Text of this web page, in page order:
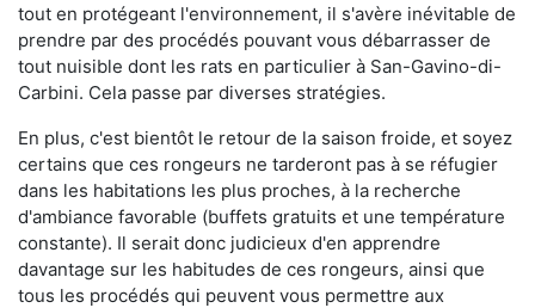
tout en protégeant l'environnement, il s'avère inévitable de
prendre par des procédés pouvant vous débarrasser de
tout nuisible dont les rats en particulier à San-Gavino-di-
Carbini. Cela passe par diverses stratégies.
En plus, c'est bientôt le retour de la saison froide, et soyez
certains que ces rongeurs ne tarderont pas à se réfugier
dans les habitations les plus proches, à la recherche
d'ambiance favorable (buffets gratuits et une température
constante). Il serait donc judicieux d'en apprendre
davantage sur les habitudes de ces rongeurs, ainsi que
tous les procédés qui peuvent vous permettre aux